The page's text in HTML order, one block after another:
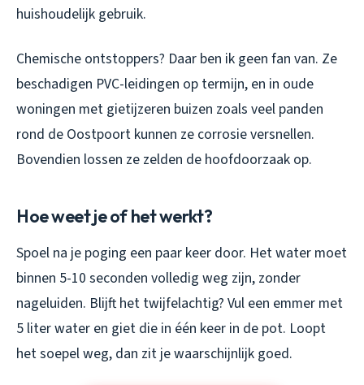
huishoudelijk gebruik.
Chemische ontstoppers? Daar ben ik geen fan van. Ze
beschadigen PVC-leidingen op termijn, en in oude
woningen met gietijzeren buizen zoals veel panden
rond de Oostpoort kunnen ze corrosie versnellen.
Bovendien lossen ze zelden de hoofdoorzaak op.
Hoe weet je of het werkt?
Spoel na je poging een paar keer door. Het water moet
binnen 5-10 seconden volledig weg zijn, zonder
nageluiden. Blijft het twijfelachtig? Vul een emmer met
5 liter water en giet die in één keer in de pot. Loopt
het soepel weg, dan zit je waarschijnlijk goed.